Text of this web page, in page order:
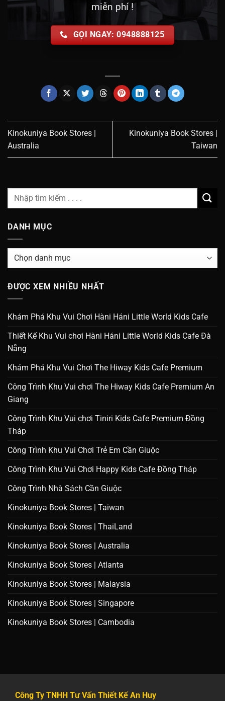
miễn phí !
GỌI NGAY: 0948888125
Kinokuniya Book Stores |
Australia
Kinokuniya Book Stores |
Taiwan
DANH MỤC
Danh
ĐƯỢC XEM NHIỀU NHẤT
Khám Phá Khu Vui Chơi Hàni Háni Little World Kids Cafe
Thiết Kế Khu Vui chơi Hàni Háni Little World Kids Cafe Đà
Nẵng
Khám Phá Khu Vui Chơi The Hiway Kids Cafe Premium
Công Trình Khu Vui chơi The Hiway Kids Cafe Premium An
Giang
Công Trình Khu Vui chơi Tiniri Kids Cafe Premium Đồng
Tháp
Công Trình Khu Vui Chơi Trẻ Em Cần Giuộc
Công Trình Khu Vui Chơi Happy Kids Cafe Đồng Tháp
Công Trình Nhà Sách Cần Giuộc
Kinokuniya Book Stores | Taiwan
Kinokuniya Book Stores | ThaiLand
Kinokuniya Book Stores | Australia
Kinokuniya Book Stores | Atlanta
Kinokuniya Book Stores | Malaysia
Kinokuniya Book Stores | Singapore
Kinokuniya Book Stores | Cambodia
Công Ty TNHH Tư Vấn Thiết Kế An Huy